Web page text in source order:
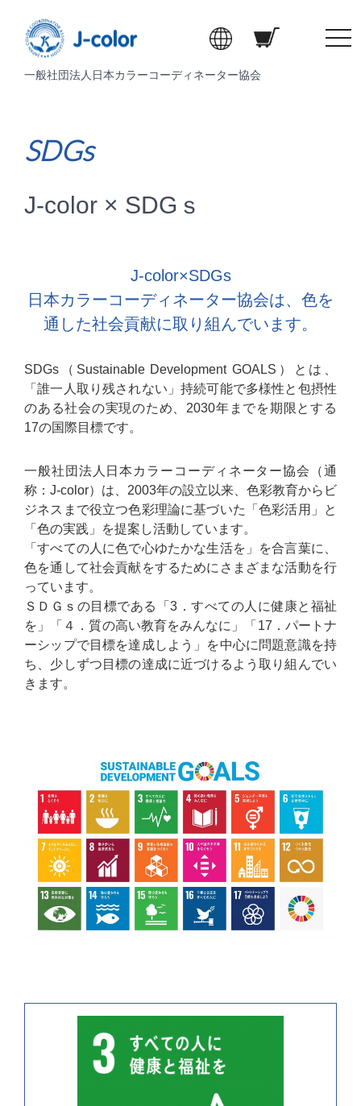
一般社団法人日本カラーコーディネーター協会
t
o
SDGs
J-color × SDGｓ
J-color×SDGs
日本カラーコーディネーター協会は、色を
通した社会貢献に取り組んでいます。
SDGs（Sustainable Development GOALS）とは、
「誰一人取り残されない」持続可能で多様性と包摂性
のある社会の実現のため、2030年までを期限とする
17の国際目標です。
一般社団法人日本カラーコーディネーター協会（通
称：J-color）は、2003年の設立以来、色彩教育からビ
ジネスまで役立つ色彩理論に基づいた「色彩活用」と
「色の実践」を提案し活動しています。
「すべての人に色で心ゆたかな生活を」を合言葉に、
色を通して社会貢献をするためにさまざまな活動を行
っています。
ＳＤＧｓの目標である「3．すべての人に健康と福祉
を」「４．質の高い教育をみんなに」「17．パートナ
ーシップで目標を達成しよう」を中心に問題意識を持
ち、少しずつ目標の達成に近づけるよう取り組んでい
きます。